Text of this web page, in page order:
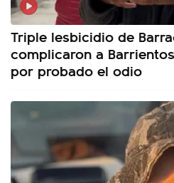
Triple lesbicidio de
complicaron a
por probado el odio